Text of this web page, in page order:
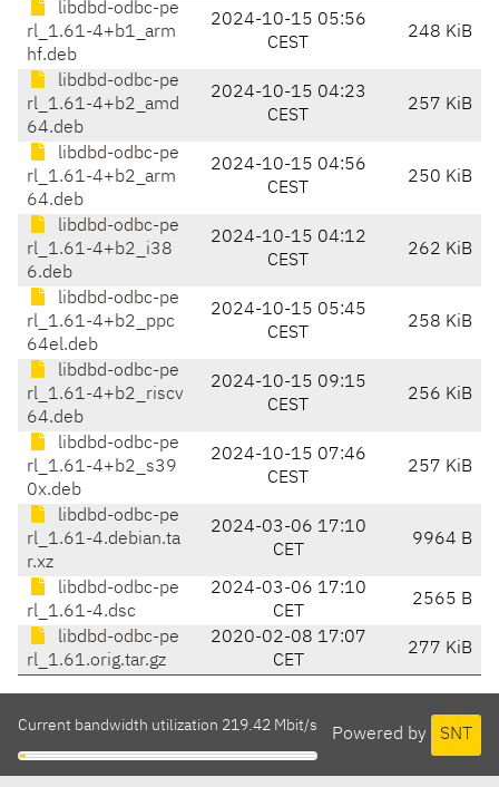
libdbd-odbc-pe
rl_1.61-4+b1_arm
hf.deb
2024-10-15 05:56
CEST
248 KiB
libdbd-odbc-pe
rl_1.61-4+b2_amd
64.deb
2024-10-15 04:23
CEST
257 KiB
libdbd-odbc-pe
rl_1.61-4+b2_arm
64.deb
2024-10-15 04:56
CEST
250 KiB
libdbd-odbc-pe
rl_1.61-4+b2_i38
6.deb
2024-10-15 04:12
CEST
262 KiB
libdbd-odbc-pe
rl_1.61-4+b2_ppc
64el.deb
2024-10-15 05:45
CEST
258 KiB
libdbd-odbc-pe
rl_1.61-4+b2_riscv
64.deb
2024-10-15 09:15
CEST
256 KiB
libdbd-odbc-pe
rl_1.61-4+b2_s39
0x.deb
2024-10-15 07:46
CEST
257 KiB
libdbd-odbc-pe
rl_1.61-4.debian.ta
r.xz
2024-03-06 17:10
CET
9964 B
libdbd-odbc-pe
rl_1.61-4.dsc
2024-03-06 17:10
CET
2565 B
libdbd-odbc-pe
rl_1.61.orig.tar.gz
2020-02-08 17:07
CET
277 KiB
Powered by SNT
Current bandwidth utilization 219.42 Mbit/s